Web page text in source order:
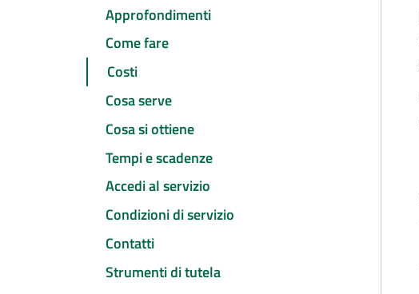
Approfondimenti
Come fare
Costi
Cosa serve
Cosa si ottiene
Tempi e scadenze
Accedi al servizio
Condizioni di servizio
Contatti
Strumenti di tutela